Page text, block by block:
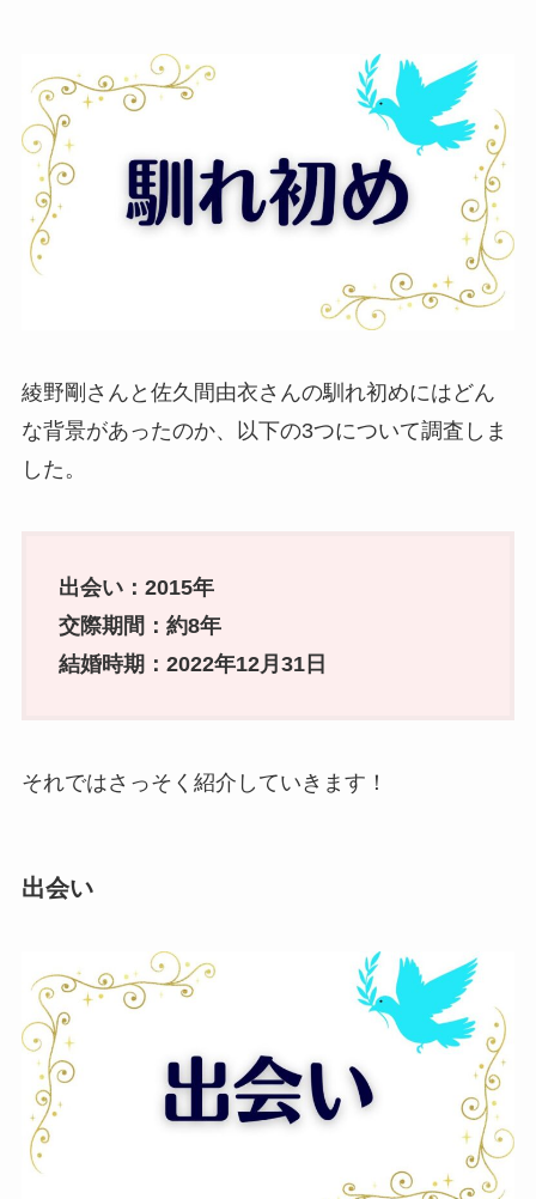
綾野剛さんと佐久間由衣さんの馴れ初めにはどん
な背景があったのか、以下の3つについて調査しま
した。
出会い：2015年
交際期間：約8年
結婚時期：2022年12月31日
それではさっそく紹介していきます！
出会い